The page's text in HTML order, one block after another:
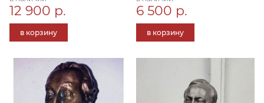
12 900 р.
в корзину
6 500 р.
в корзину